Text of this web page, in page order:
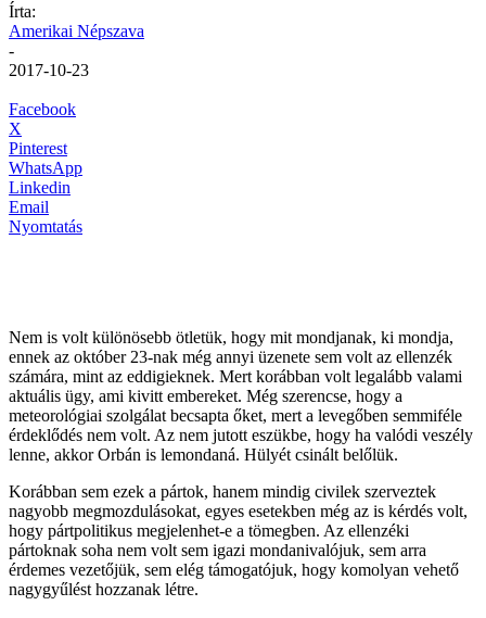
Írta:
Amerikai Népszava
-
2017-10-23
Facebook
X
Pinterest
WhatsApp
Linkedin
Email
Nyomtatás
Nem is volt különösebb ötletük, hogy mit mondjanak, ki mondja,
ennek az október 23-nak még annyi üzenete sem volt az ellenzék
számára, mint az eddigieknek. Mert korábban volt legalább valami
aktuális ügy, ami kivitt embereket. Még szerencse, hogy a
meteorológiai szolgálat becsapta őket, mert a levegőben semmiféle
érdeklődés nem volt. Az nem jutott eszükbe, hogy ha valódi veszély
lenne, akkor Orbán is lemondaná. Hülyét csinált belőlük.
Korábban sem ezek a pártok, hanem mindig civilek szerveztek
nagyobb megmozdulásokat, egyes esetekben még az is kérdés volt,
hogy pártpolitikus megjelenhet-e a tömegben. Az ellenzéki
pártoknak soha nem volt sem igazi mondanivalójuk, sem arra
érdemes vezetőjük, sem elég támogatójuk, hogy komolyan vehető
nagygyűlést hozzanak létre.